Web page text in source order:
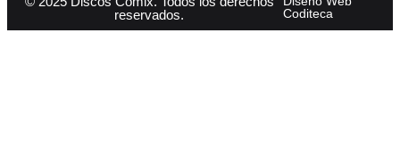
reservados.
Coditeca